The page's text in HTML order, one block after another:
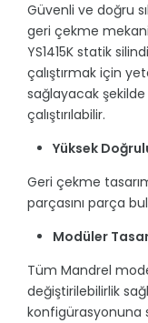
Güvenli ve doğru
geri çekme
YS1415K statik
çalıştırmak için
sağlayacak
çalıştırılabilir.
Yüksek
Geri çekme
parçasını parça
Modüler
Tüm Mandrel
değiştirilebilirlik
konfigürasyonuna